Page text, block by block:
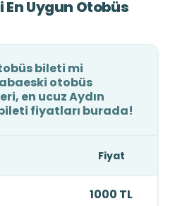
Uygun Otobüs
bileti mi
otobüs
en ucuz Aydın
fiyatları burada!
Fiyat
1000 TL